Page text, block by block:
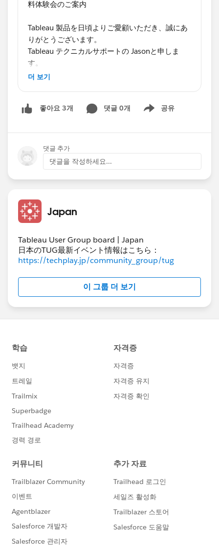
料体験会のご案内
Tableau 製品を日頃よりご愛顧いただき、誠にあ
りがとうございます。
Tableau テクニカルサポートの Jasonと申しま
す。
「まだ使ったことがない」「サーバー管理がメイ
に最適です。
Tableau 無料体験会スケジュール・お申込みはこ
ちら
jp/events/handson-schedule
基礎体験会：Tableauの基本の「キ」を直感的
に体感し、Viz作成の楽しさを知ることができ
ます。
ータクリーニングや結合など、分析の土台と
なるデータ準備の工程を習得できます。サー
バー管理者としてデータフローを理解するの
に最適です。
に表現力豊かなViz作成スキルを身につけ、実
TableauのVizやデータフローを理解することは、
新規ユーザーまたはサーバー管理者のTableauの
可視化（Viz）やデータフローの理解は、新規ユ
ーザーやサーバー管理者の方にとっても、データ
分析をこれから始める方にとっても有益なスキル
です。ぜひ、ご自身のレベルや目的に応じた体験
ください。
今後の Tableau 製品のご活用において、お役に立
てましたら【いいね】のクリックをしていただけ
ますと幸いです。
==============================​
더 보기
좋아요 3개 댓글 0개 공유
Show menu
댓글 추가
댓글을 작성하세요...
Japan
Tableau User Group board | Japan
日本のTUG最新イベント情報はこちら：
https://techplay.jp/community_group/tug
이 그룹 더 보기